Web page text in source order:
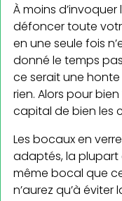
À moins
défoncer toute
en une seule fois
donné le temps
ce serait une
rien. Alors pour
capital de bien les
Les bocaux en
adaptés, la plupart
même bocal que
n’aurez qu’à